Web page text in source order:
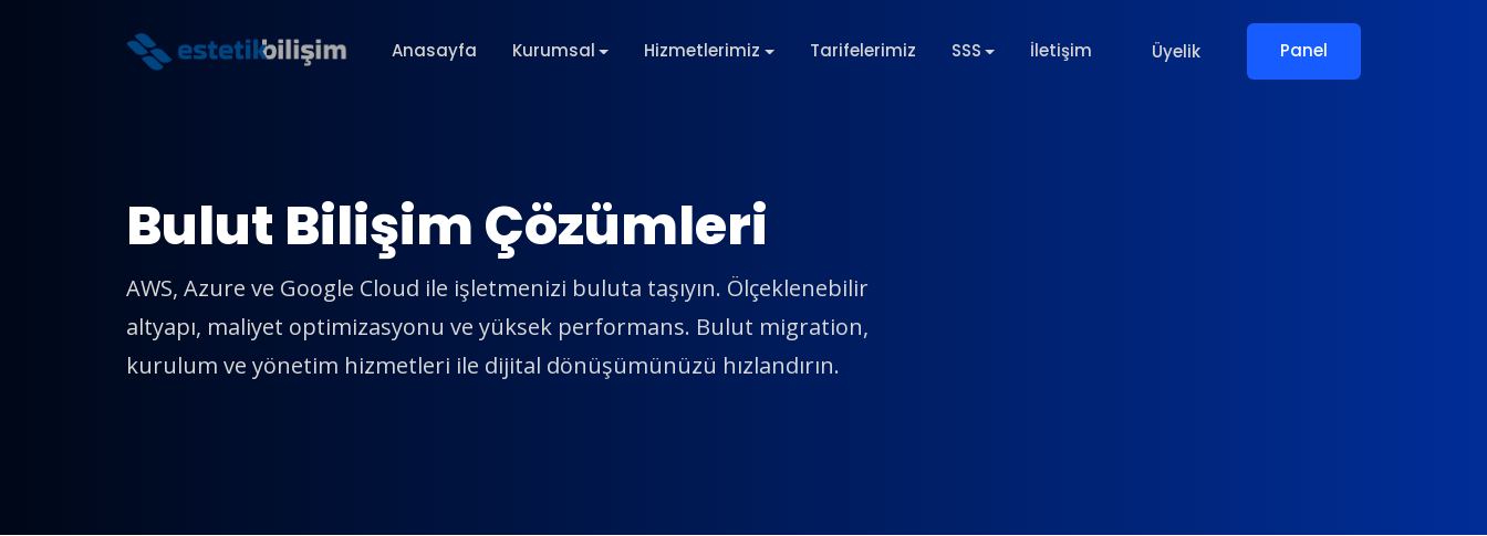
Anasayfa Kurumsal Hizmetlerimiz Tarifelerimiz SSS İletişim Üyelik Panel
Bulut Bilişim Çözümleri
AWS, Azure ve Google Cloud ile işletmenizi buluta taşıyın. Ölçeklenebilir
altyapı, maliyet optimizasyonu ve yüksek performans. Bulut migration,
kurulum ve yönetim hizmetleri ile dijital dönüşümünüzü hızlandırın.